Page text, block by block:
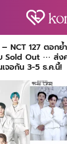
– NCT 127 ตอกย้
Sold Out ⋯ ส่ง
จอกัน 3-5 ธ.ค.นี้!